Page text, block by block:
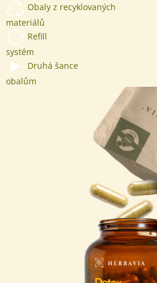
Obaly z recyklovaných
materiálů
Refill
systém
Druhá šance
obalům